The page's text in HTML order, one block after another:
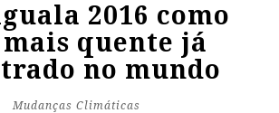
2016 como
quente já
no mundo
Mudanças Climáticas